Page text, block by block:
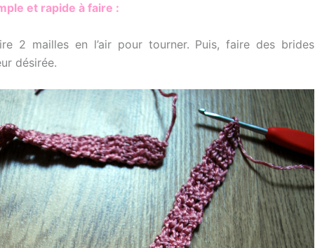
et rapide à faire :
2 mailles en l’air pour tourner. Puis, faire des brides
désirée.